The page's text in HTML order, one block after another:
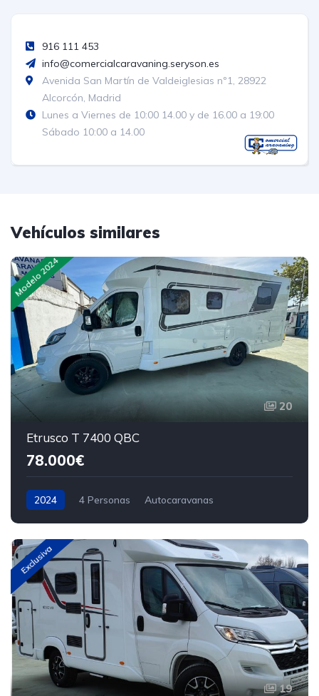
916 111 453
info@comercialcaravaning.seryson.es
Avenida San Martín de Valdeiglesias nº1, 28922
Alcorcón, Madrid
Lunes a Viernes de 10:00 14.00 y de 16.00 a 19:00
Sábado 10:00 a 14.00
Vehículos similares
Modelo 2024
20
Etrusco T 7400 QBC
78.000€
2024 4 Personas Autocaravanas
Exclusiva
19